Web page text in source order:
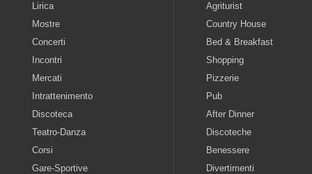
Lirica
Mostre
Concerti
Incontri
Mercati
Intrattenimento
Discoteca
Teatro-Danza
Corsi
Gare-Sportive
Agriturist
Country House
Bed & Breakfast
Shopping
Pizzerie
Pub
After Dinner
Discoteche
Benessere
Divertimenti